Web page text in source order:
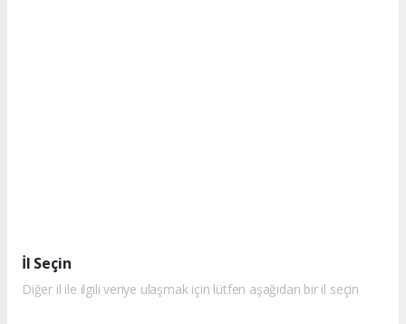
İl Seçin
Diğer il ile ilgili veriye ulaşmak için lütfen aşağıdan bir il seçin